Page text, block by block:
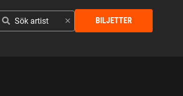
BILJETTER